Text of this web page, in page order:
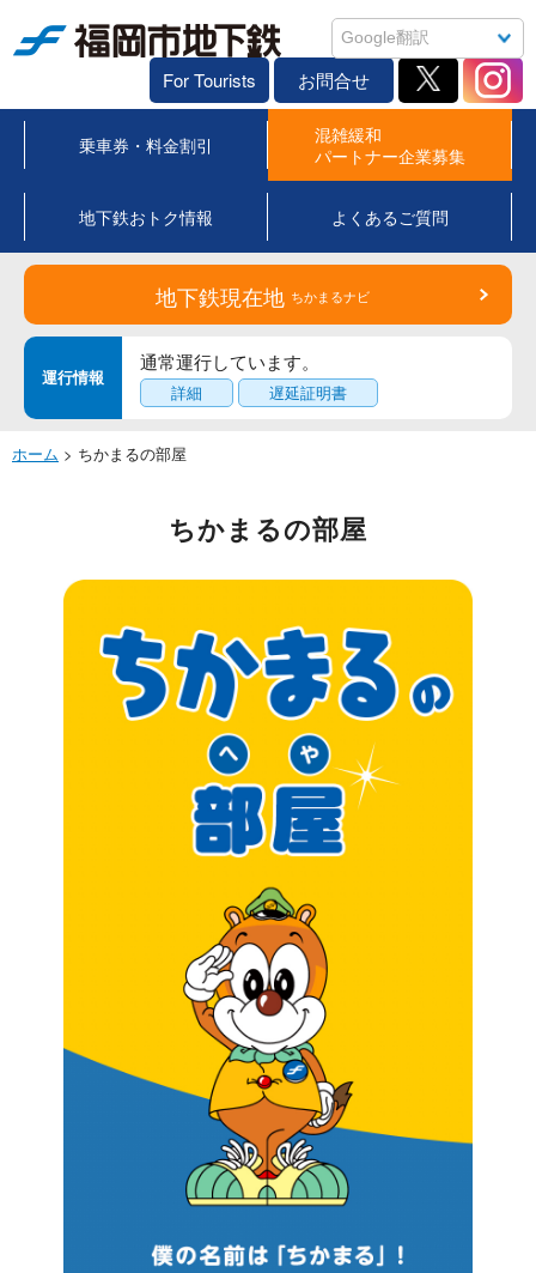
For Tourists お問合せ
乗車券・料金割引
混雑緩和
パートナー企業募集
地下鉄おトク情報 よくあるご質問
地下鉄現在地 ちかまるナビ
運行情報
通常運行しています。
詳細 遅延証明書
ホーム > ちかまるの部屋
ちかまるの部屋